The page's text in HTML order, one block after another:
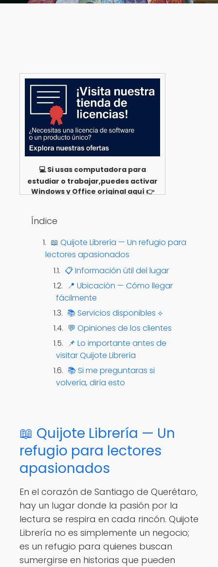
💻 Si usas computadora para
estudiar o trabajar,puedes activar
Windows y Office original aquí 👉
Índice
📖 Quijote Librería — Un refugio para
lectores apasionados
📋 Información útil del lugar
📍 Ubicación — Cómo llegar
fácilmente
📚 Servicios disponibles ⟡
💬 Opiniones de los clientes
📌 Lo importante antes de
visitar Quijote Librería
📚 Si me preguntaras si
volvería, diría esto
📖 Quijote Librería — Un
refugio para lectores
apasionados
En el corazón de Santiago de Querétaro,
hay un lugar donde la pasión por la
lectura se respira en cada rincón. Quijote
Librería no es simplemente un negocio;
es un refugio para quienes buscan
sumergirse en historias que pueden